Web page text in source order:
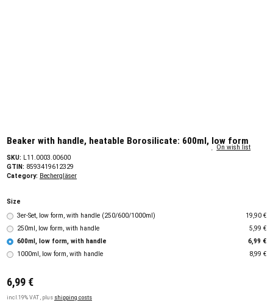
Beaker with handle, heatable Borosilicate: 600ml, low form
SKU: L11.0003.00600
GTIN: 8593419612329
Category: Bechergläser
Size
3er-Set, low form, with handle (250/600/1000ml)
19,90 €
250ml, low form, with handle
5,99 €
600ml, low form, with handle
6,99 €
1000ml, low form, with handle
8,99 €
6,99 €
incl.19% VAT , plus shipping costs
On wish list